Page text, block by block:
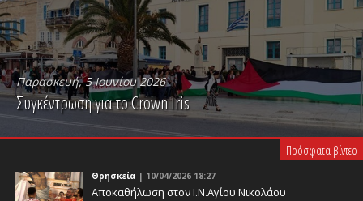
Παρασκευή, 5 Ιουνίου 2026
Συγκέντρωση για το Crown Iris
PLAY VIDEO
Πρόσφατα βίντεο
Θρησκεία | 10/04/2026 18:27
Αποκαθήλωση στον Ι.Ν.Αγίου Νικολάου